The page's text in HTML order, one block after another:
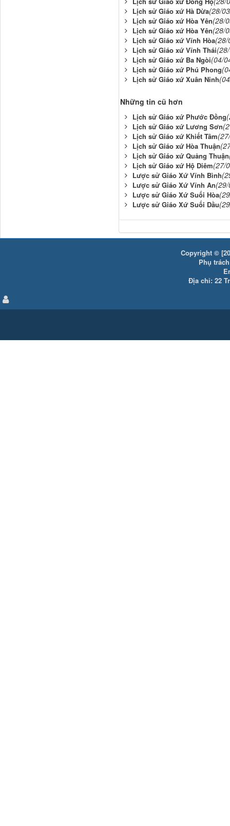
Lịch sử Giáo xứ Hà Dừa(28/
Lịch sử Giáo xứ Hòa Yên(28/
Lịch sử Giáo xứ Hòa Yên(28/
Lịch sử Giáo xứ Vĩnh Hòa(28/
Lịch sử Giáo xứ Vĩnh Thái
Lịch sử Giáo xứ Ba Ngòi(04/
Lịch sử Giáo xứ Phú Phong
Lịch sử Giáo xứ Xuân Ninh
Những tin cũ hơn
Lịch sử Giáo xứ Phước Đồng
Lịch sử Giáo xứ Lương Sơn
Lịch sử Giáo xứ Khiết Tâm
Lịch sử Giáo xứ Hòa Thuận
Lịch sử Giáo xứ Quảng Thuận
Lịch sử Giáo xứ Hộ Diêm(27/
Lược sử Giáo Xứ Vĩnh Bình
Lược sử Giáo Xứ Vĩnh An
Lược sử Giáo Xứ Suối Hòa
Lược sử Giáo Xứ Suối Dầu
Copyright ©
Phụ
Địa chỉ: 22